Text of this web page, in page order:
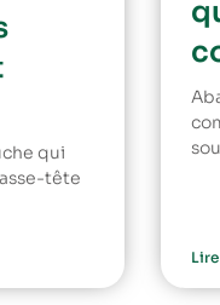
qui
tête